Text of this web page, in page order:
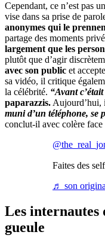
Cependant, ce n’est pas
vise dans sa prise de
anonymes qui le
partage des moments
largement que les
plutôt que d’agir
avec son public et
sa vidéo, il critique
la célébrité. “Avant
paparazzis. Aujourd’hui,
muni d’un téléphone, se
conclut-il avec colère face
Faites des
♬ son
Les internautes
gueule